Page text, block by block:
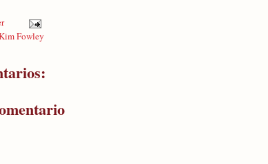
Fowley